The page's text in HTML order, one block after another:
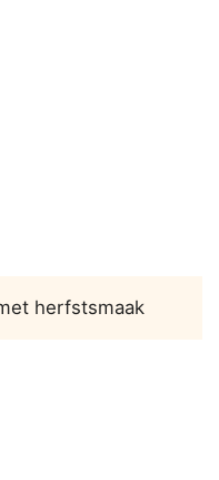
herfstsmaak